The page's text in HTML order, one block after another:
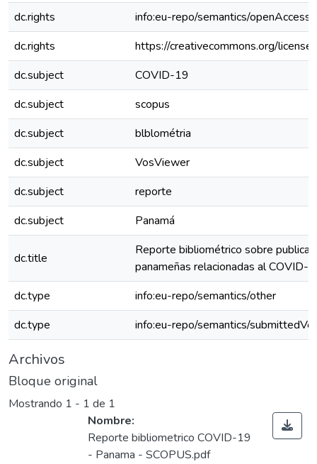
dc.rights
info:eu-repo/semantics/openAccess
dc.rights
https://creativecommons.org/
dc.subject
COVID-19
dc.subject
scopus
dc.subject
blblométria
dc.subject
VosViewer
dc.subject
reporte
dc.subject
Panamá
dc.title
Reporte bibliométrico sobre
panameñas relacionadas al COVID-
dc.type
info:eu-repo/semantics/other
dc.type
info:eu-repo/semantics/
Archivos
Bloque original
Mostrando 1 - 1 de 1
Nombre:
Reporte bibliometrico COVID-19
- Panama - SCOPUS.pdf